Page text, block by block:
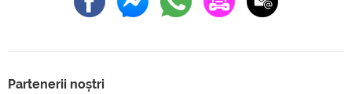
Partenerii noștri